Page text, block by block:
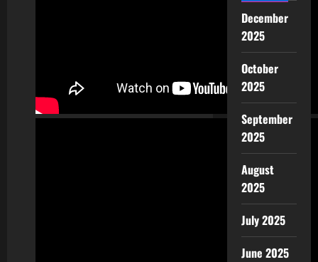
December
2025
October
2025
September
2025
August
2025
July 2025
June 2025